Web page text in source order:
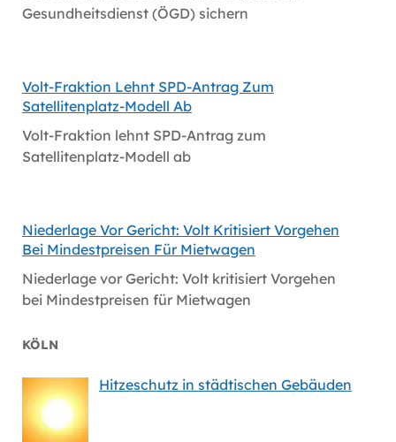
Gesundheitsdienst (ÖGD) sichern
Volt-Fraktion Lehnt SPD-Antrag Zum
Satellitenplatz-Modell Ab
Volt-Fraktion lehnt SPD-Antrag zum
Satellitenplatz-Modell ab
Niederlage Vor Gericht: Volt Kritisiert Vorgehen
Bei Mindestpreisen Für Mietwagen
Niederlage vor Gericht: Volt kritisiert Vorgehen
bei Mindestpreisen für Mietwagen
KÖLN
Hitzeschutz in städtischen Gebäuden